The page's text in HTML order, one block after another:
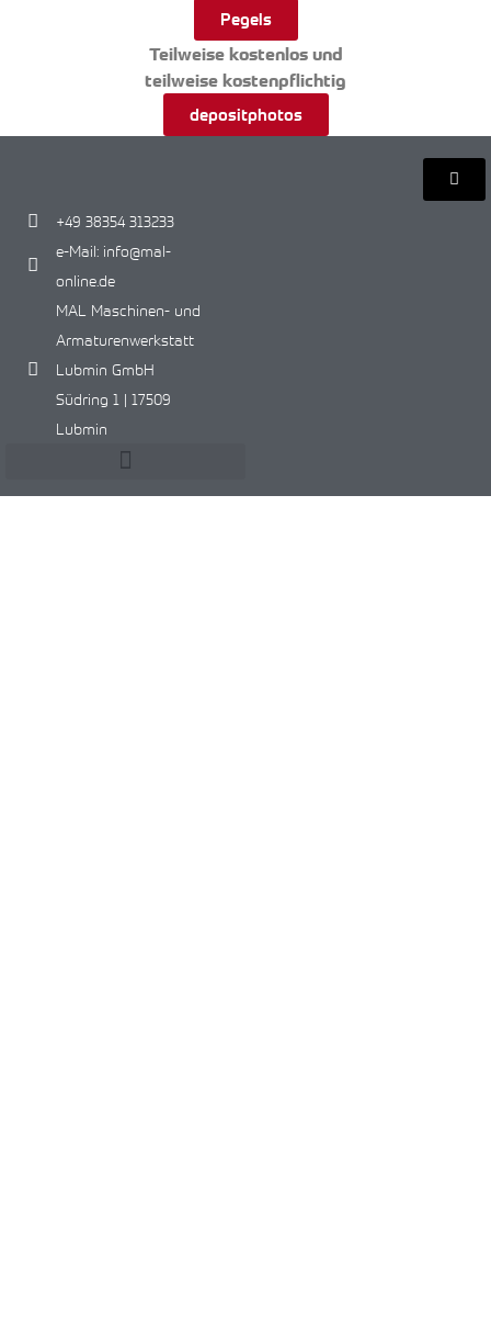
Pegels
Teilweise kostenlos und
teilweise kostenpflichtig
depositphotos
+49 38354 313233
e-Mail: info@mal-
online.de
MAL Maschinen- und
Armaturenwerkstatt
Lubmin GmbH
Südring 1 | 17509
Lubmin